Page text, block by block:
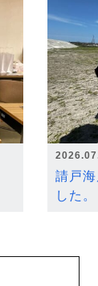
請戸
した。